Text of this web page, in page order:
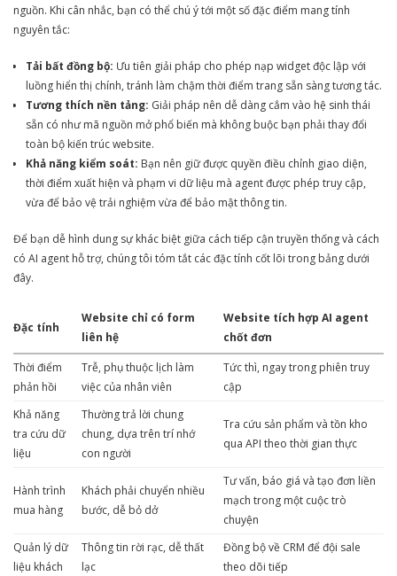
nguồn. Khi cân nhắc, bạn có thể chú ý tới một số đặc điểm mang tính
nguyên tắc:
Tải bất đồng bộ: Ưu tiên giải pháp cho phép nạp widget độc lập với
luồng hiển thị chính, tránh làm chậm thời điểm trang sẵn sàng tương tác.
Tương thích nền tảng: Giải pháp nên dễ dàng cắm vào hệ sinh thái
sẵn có như mã nguồn mở phổ biến mà không buộc bạn phải thay đổi
toàn bộ kiến trúc website.
Khả năng kiểm soát: Bạn nên giữ được quyền điều chỉnh giao diện,
thời điểm xuất hiện và phạm vi dữ liệu mà agent được phép truy cập,
vừa để bảo vệ trải nghiệm vừa để bảo mật thông tin.
Để bạn dễ hình dung sự khác biệt giữa cách tiếp cận truyền thống và cách
có AI agent hỗ trợ, chúng tôi tóm tắt các đặc tính cốt lõi trong bảng dưới
đây.
Đặc tính
Website chỉ có form
liên hệ
Website tích hợp AI agent
chốt đơn
Thời điểm
phản hồi
Trễ, phụ thuộc lịch làm
việc của nhân viên
Tức thì, ngay trong phiên truy
cập
Khả năng
tra cứu dữ
liệu
Thường trả lời chung
chung, dựa trên trí nhớ
con người
Tra cứu sản phẩm và tồn kho
qua API theo thời gian thực
Hành trình
mua hàng
Khách phải chuyển nhiều
bước, dễ bỏ dở
Tư vấn, báo giá và tạo đơn liền
mạch trong một cuộc trò
chuyện
Quản lý dữ
liệu khách
Thông tin rời rạc, dễ thất
lạc
Đồng bộ về CRM để đội sale
theo dõi tiếp